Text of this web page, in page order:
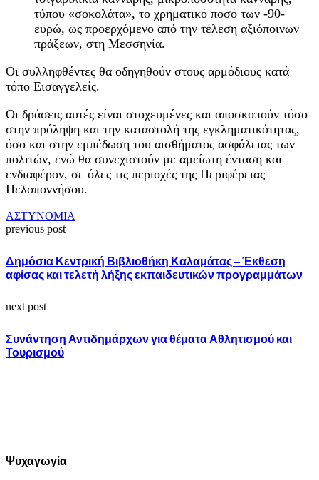
τύπου «σοκολάτα», το χρηματικό ποσό των -90-
ευρώ, ως προερχόμενο από την τέλεση αξιόποινων
πράξεων, στη Μεσσηνία.
Οι συλληφθέντες θα οδηγηθούν στους αρμόδιους κατά
τόπο Εισαγγελείς.
Οι δράσεις αυτές είναι στοχευμένες και αποσκοπούν τόσο
στην πρόληψη και την καταστολή της εγκληματικότητας,
όσο και στην εμπέδωση του αισθήματος ασφάλειας των
πολιτών, ενώ θα συνεχιστούν με αμείωτη ένταση και
ενδιαφέρον, σε όλες τις περιοχές της Περιφέρειας
Πελοποννήσου.
ΑΣΤΥΝΟΜΙΑ
previous post
Δημόσια Κεντρική Βιβλιοθήκη Καλαμάτας – Έκθεση
αφίσας και τελετή λήξης εκπαιδευτικών προγραμμάτων
next post
Συνάντηση Αντιδημάρχων για θέματα Αθλητισμού και
Τουρισμού
Ψυχαγωγία